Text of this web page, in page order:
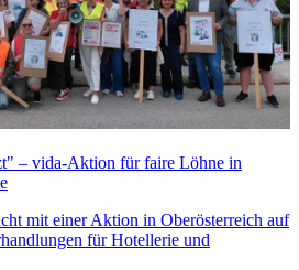
– vida-Aktion für faire Löhne in
mit einer Aktion in Oberösterreich auf
für Hotellerie und